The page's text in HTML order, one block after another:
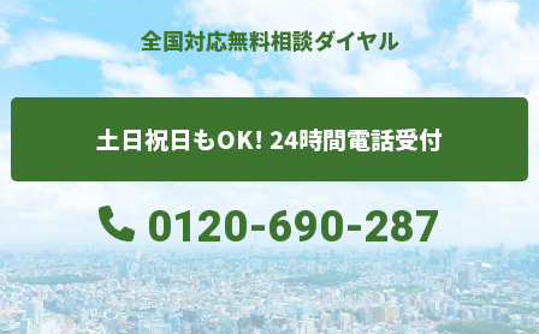
全国対応無料相談ダイヤル
土日祝日もOK! 24時間電話受付
0120-690-287